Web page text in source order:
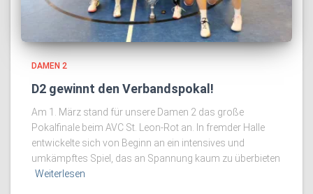
DAMEN 2
D2 gewinnt den Verbandspokal!
Am 1. März stand für unsere Damen 2 das große
Pokalfinale beim AVC St. Leon-Rot an. In fremder Halle
entwickelte sich von Beginn an ein intensives und
umkämpftes Spiel, das an Spannung kaum zu überbieten
Weiterlesen